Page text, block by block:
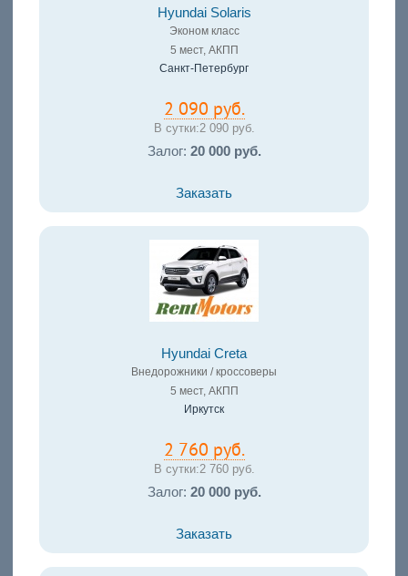
Hyundai Solaris
Эконом класс
5 мест, АКПП
Санкт-Петербург
2 090 руб.
В сутки:2 090 руб.
Залог: 20 000 руб.
Заказать
Hyundai Creta
Внедорожники / кроссоверы
5 мест, АКПП
Иркутск
2 760 руб.
В сутки:2 760 руб.
Залог: 20 000 руб.
Заказать